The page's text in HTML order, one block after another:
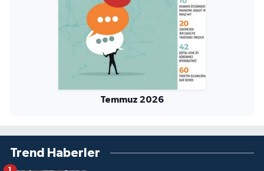
Temmuz 2026
Trend Haberler
Uşak Müftülüğü
Van Müftülüğü
Yalova Müftülüğü
Yozgat Müftülüğü